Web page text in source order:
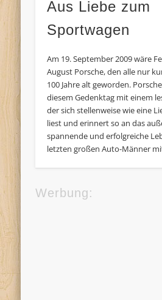
Aus Liebe zum
Sportwagen
Am 19. September 2009 wäre
August Porsche, den alle nur
100 Jahre alt geworden.
diesem Gedenktag mit einem
der sich stellenweise wie eine
liest und erinnert so an das
spannende und erfolgreiche
letzten großen Auto-Männer
Werbung: